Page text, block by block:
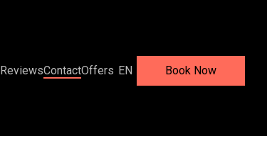
ReviewsContactOffers EN Book Now